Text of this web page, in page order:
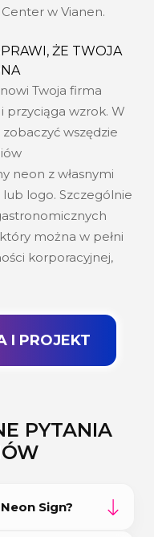
w Vianen.
ŻE TWOJA
Twoja firma
przyciąga wzrok. W
wszędzie
neon z własnymi
logo. Szczególnie
można w pełni
korporacyjnej,
I PROJEKT
PYTANIA
Sign?